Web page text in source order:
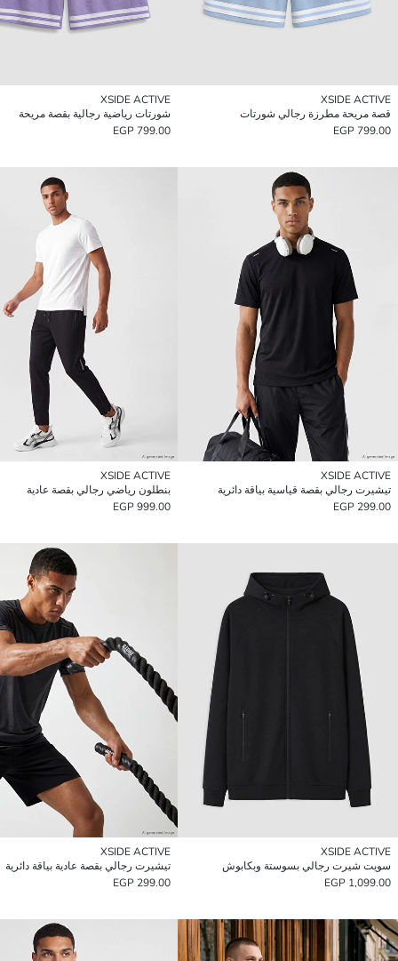
XSIDE ACTIVE
قصة مريحة مطرزة رجالي شورتات
799.00 EGP
XSIDE ACTIVE
شورتات رياضية رجالية بقصة مريحة
799.00 EGP
XSIDE ACTIVE
تيشيرت رجالي بقصة قياسية بياقة دائرية
299.00 EGP
XSIDE ACTIVE
بنطلون رياضي رجالي بقصة عادية
999.00 EGP
XSIDE ACTIVE
سويت شيرت رجالي بسوستة وبكابوش
1,099.00 EGP
XSIDE ACTIVE
تيشيرت رجالي بقصة عادية بياقة دائرية
299.00 EGP